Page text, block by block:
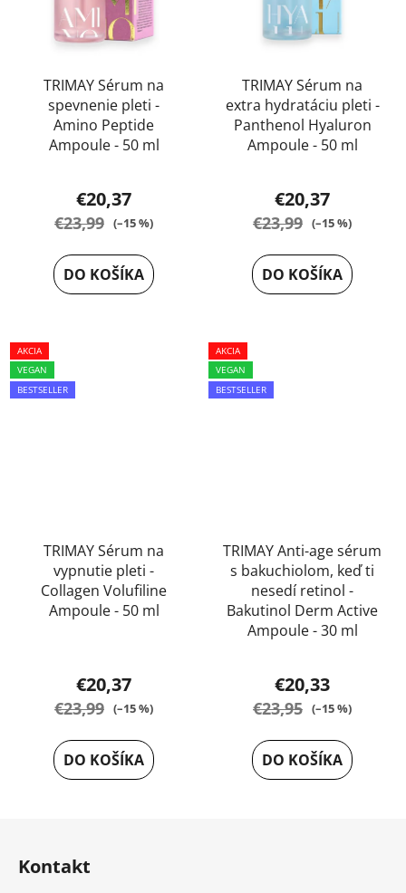
TRIMAY Sérum na
spevnenie pleti -
Amino Peptide
Ampoule - 50 ml
hodnotenie
produktu
je
5,0
€20,37
€23,99 (–15 %)
DO KOŠÍKA
TRIMAY Sérum na
extra hydratáciu pleti -
Panthenol Hyaluron
Ampoule - 50 ml
hodnotenie
produktu
je
5,0
€20,37
€23,99 (–15 %)
DO KOŠÍKA
AKCIA
VEGAN
BESTSELLER
TRIMAY Sérum na
vypnutie pleti -
Collagen Volufiline
Ampoule - 50 ml
produktu
5,0
z
€20,37
€23,99 (–15 %)
DO KOŠÍKA
AKCIA
VEGAN
BESTSELLER
TRIMAY Anti-age sérum
s bakuchiolom, keď ti
nesedí retinol -
Bakutinol Derm Active
Ampoule - 30 ml
hodnotenie
produktu
je
4,5
€20,33
€23,95 (–15 %)
DO KOŠÍKA
Kontakt